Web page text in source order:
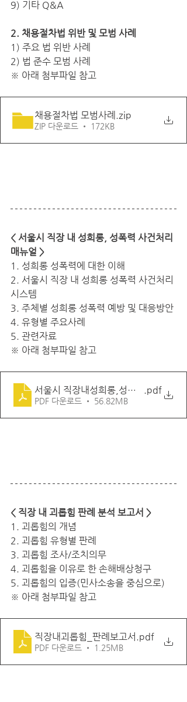
9) 기타 Q&A
2. 채용절차법 위반 및 모범 사례
1) 주요 법 위반 사례
2) 법 준수 모범 사례
※ 아래 첨부파일 참고
채용절차법 모범사례 .zip
ZIP 다운로드 • 172KB
< 서울시 직장 내 성희롱, 성폭력 사건처리
매뉴얼 >
1. 성희롱 성폭력에 대한 이해
2. 서울시 직장 내 성희롱 성폭력 사건처리
시스템
3. 주체별 성희롱 성폭력 예방 및 대응방안
4. 유형별 주요사례
5. 관련자료
※ 아래 첨부파일 참고
서울시 직장내성희롱,성폭력 사건처리
.pdf
PDF 다운로드 • 56.82MB
< 직장 내 괴롭힘 판례 분석 보고서 >
1. 괴롭힘의 개념
2. 괴롭힘 유형별 판례
3. 괴롭힘 조사/조치의무
4. 괴롭힘을 이유로 한 손해배상청구
5. 괴롭힘의 입증(민사소송을 중심으로)
※ 아래 첨부파일 참고
직장내괴롭힘_판례보고서 .pdf
PDF 다운로드 • 1.25MB